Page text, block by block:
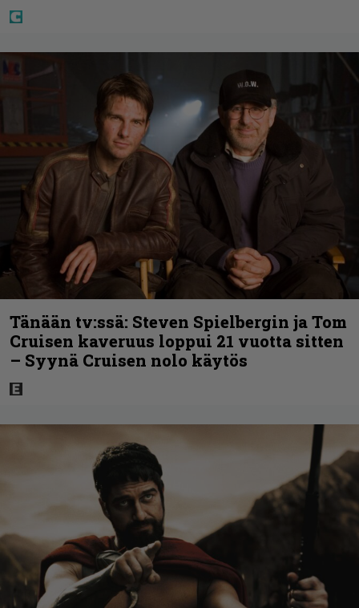
Tänään tv:ssä: Steven Spielbergin ja Tom
Cruisen kaveruus loppui 21 vuotta sitten
– Syynä Cruisen nolo käytös